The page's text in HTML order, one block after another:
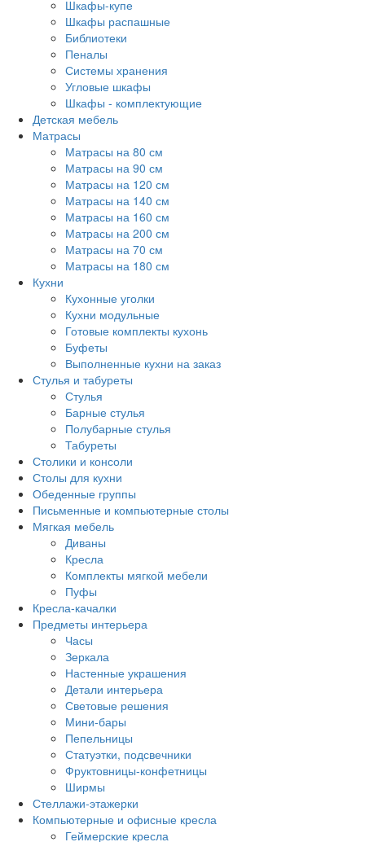
Шкафы-купе
Шкафы распашные
Библиотеки
Пеналы
Системы хранения
Угловые шкафы
Шкафы - комплектующие
Детская мебель
Матрасы
Матрасы на 80 см
Матрасы на 90 см
Матрасы на 120 см
Матрасы на 140 см
Матрасы на 160 см
Матрасы на 200 см
Матрасы на 70 см
Матрасы на 180 см
Кухни
Кухонные уголки
Кухни модульные
Готовые комплекты кухонь
Буфеты
Выполненные кухни на заказ
Стулья и табуреты
Стулья
Барные стулья
Полубарные стулья
Табуреты
Столики и консоли
Столы для кухни
Обеденные группы
Письменные и компьютерные столы
Мягкая мебель
Диваны
Кресла
Комплекты мягкой мебели
Пуфы
Кресла-качалки
Предметы интерьера
Часы
Зеркала
Настенные украшения
Детали интерьера
Световые решения
Мини-бары
Пепельницы
Статуэтки, подсвечники
Фруктовницы-конфетницы
Ширмы
Стеллажи-этажерки
Компьютерные и офисные кресла
Геймерские кресла